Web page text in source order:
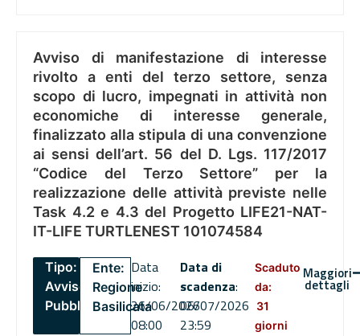
Avviso di manifestazione di interesse
rivolto a enti del terzo settore, senza
scopo di lucro, impegnati in attività non
economiche di interesse generale,
finalizzato alla stipula di una convenzione
ai sensi dell’art. 56 del D. Lgs. 117/2017
“Codice del Terzo Settore” per la
realizzazione delle attività previste nelle
Task 4.2 e 4.3 del Progetto LIFE21-NAT-
IT-LIFE TURTLENEST 101074584
Tipo:
Avviso
Pubblico
Ente:
Regione
Basilicata
Data
inizio:
26/06/2026
08:00
Data di
scadenza:
06/07/2026
23:59
Scaduto
da:
31
giorni
Maggiori
dettagli